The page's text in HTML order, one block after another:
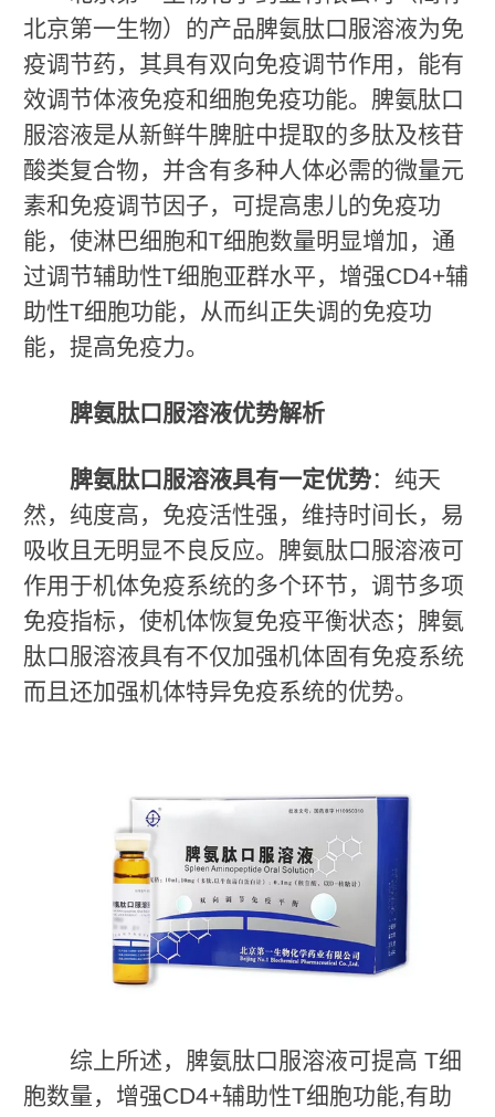
北京第一生物）的产品脾氨肽口服溶液为免
疫调节药，其具有双向免疫调节作用，能有
效调节体液免疫和细胞免疫功能。脾氨肽口
服溶液是从新鲜牛脾脏中提取的多肽及核苷
酸类复合物，并含有多种人体必需的微量元
素和免疫调节因子，可提高患儿的免疫功
能，使淋巴细胞和T细胞数量明显增加，通
过调节辅助性T细胞亚群水平，增强CD4+辅
助性T细胞功能，从而纠正失调的免疫功
能，提高免疫力。
脾氨肽口服溶液优势解析
脾氨肽口服溶液具有一定优势：纯天
然，纯度高，免疫活性强，维持时间长，易
吸收且无明显不良反应。脾氨肽口服溶液可
作用于机体免疫系统的多个环节，调节多项
免疫指标，使机体恢复免疫平衡状态；脾氨
肽口服溶液具有不仅加强机体固有免疫系统
而且还加强机体特异免疫系统的优势。
综上所述，脾氨肽口服溶液可提高 T细
胞数量，增强CD4+辅助性T细胞功能,有助